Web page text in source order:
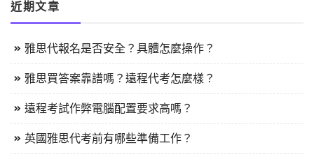
近期文章
雅思代報名是否安全？具體怎麼操作？
雅思買答案靠譜嗎？遠程代考怎麼樣？
遠程考試作弊電腦配置要求高嗎？
英國雅思代考前有哪些準備工作？